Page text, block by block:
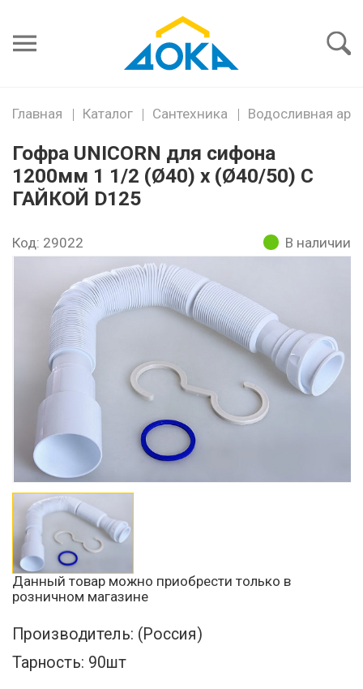
пароль
Главная Каталог Сантехника Водосливная
Гофра UNICORN для сифона
1200мм 1 1/2 (Ø40) х (Ø40/50) С
ГАЙКОЙ D125
Код: 29022 В наличии
Данный товар можно приобрести только в
розничном магазине
Производитель: (Россия)
Тарность: 90шт